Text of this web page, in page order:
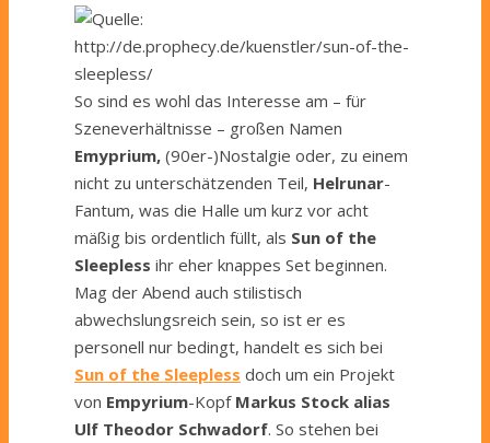
So sind es wohl das Interesse am – für
Szeneverhältnisse – großen Namen
Emyprium, (90er-)Nostalgie oder, zu einem
nicht zu unterschätzenden Teil, Helrunar-
Fantum, was die Halle um kurz vor acht
mäßig bis ordentlich füllt, als Sun of the
Sleepless ihr eher knappes Set beginnen.
Mag der Abend auch stilistisch
abwechslungsreich sein, so ist er es
personell nur bedingt, handelt es sich bei
Sun of the Sleepless doch um ein Projekt
von Empyrium-Kopf Markus Stock alias
Ulf Theodor Schwadorf. So stehen bei